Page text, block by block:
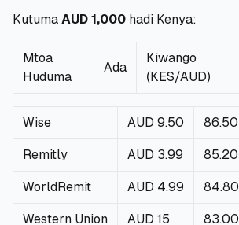
🇬🇧 🇰🇪
Kutuma AUD 1,000 hadi Kenya:
Mtoa
Huduma
Ada
Kiwango
(KES/AUD)
Wise AUD 9.50 86.50
Remitly AUD 3.99 85.20
WorldRemit AUD 4.99 84.80
Western Union AUD 15 83.00